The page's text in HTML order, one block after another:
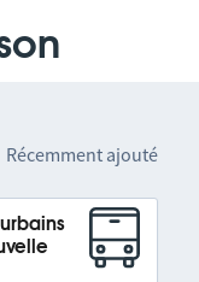
Récemment ajouté